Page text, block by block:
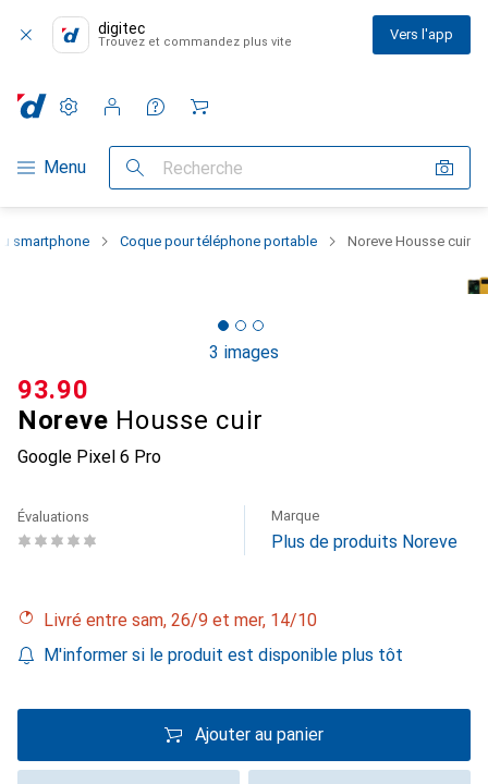
digitec
Trouvez et commandez plus vite Vers l'app
Navigation par catégorie
Menu Recherche
Paramètres
Compte client
Listes de comparaison
Listes d'envies
Panier
smartphone Coque pour téléphone portable Noreve Housse cuir
3 images
Noreve Housse cuir
Google Pixel 6 Pro
CHF
93.90
Évaluations Marque
Plus de produits Noreve
Livré entre sam, 26/9 et mer, 14/10
M'informer si le produit est disponible plus tôt
Ajouter au panier